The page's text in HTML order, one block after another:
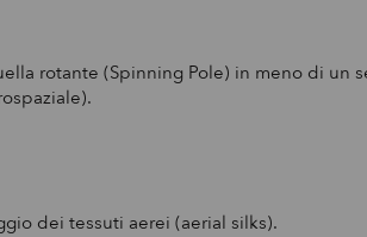
rotante (Spinning Pole) in meno di un
dei tessuti aerei (aerial silks).